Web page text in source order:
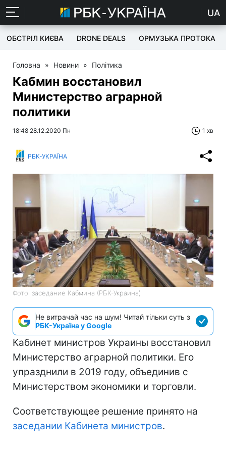
UA
ОБСТРІЛ КИЄВА DRONE DEALS ОРМУЗЬКА ПРОТОКА
Головна » Новини » Політика
Кабмин восстановил
Министерство аграрной
политики
18:48 28.12.2020 Пн 1 хв
РБК-УКРАЇНА
Фото: заседание Кабмина (РБК-Украина)
Не витрачай час на шум! Читай тільки суть з
РБК-Україна у Google
Кабинет министров Украины восстановил
Министерство аграрной политики. Его
упразднили в 2019 году, объединив с
Министерством экономики и торговли.
Соответствующее решение принято на
заседании Кабинета министров.